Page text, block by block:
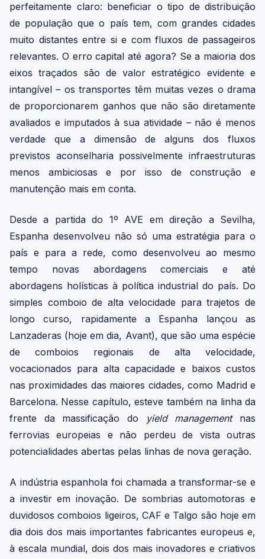
perfeitamente claro: beneficiar o tipo de distribuição
de população que o país tem, com grandes cidades
muito distantes entre si e com fluxos de passageiros
relevantes. O erro capital até agora? Se a maioria dos
eixos traçados são de valor estratégico evidente e
intangível – os transportes têm muitas vezes o drama
de proporcionarem ganhos que não são diretamente
avaliados e imputados à sua atividade – não é menos
verdade que a dimensão de alguns dos fluxos
previstos aconselharia possivelmente infraestruturas
menos ambiciosas e por isso de construção e
manutenção mais em conta.
Desde a partida do 1º AVE em direção a Sevilha,
Espanha desenvolveu não só uma estratégia para o
país e para a rede, como desenvolveu ao mesmo
tempo novas abordagens comerciais e até
abordagens holísticas à política industrial do país. Do
simples comboio de alta velocidade para trajetos de
longo curso, rapidamente a Espanha lançou as
Lanzaderas (hoje em dia, Avant), que são uma espécie
de comboios regionais de alta velocidade,
vocacionados para alta capacidade e baixos custos
nas proximidades das maiores cidades, como Madrid e
Barcelona. Nesse capítulo, esteve também na linha da
frente da massificação do
yield managementnas
ferrovias europeias e não perdeu de vista outras
potencialidades abertas pelas linhas de nova geração.
A indústria espanhola foi chamada a transformar-se e
a investir em inovação. De sombrias automotoras e
duvidosos comboios ligeiros, CAF e Talgo são hoje em
dia dois dos mais importantes fabricantes europeus e,
à escala mundial, dois dos mais inovadores e criativos